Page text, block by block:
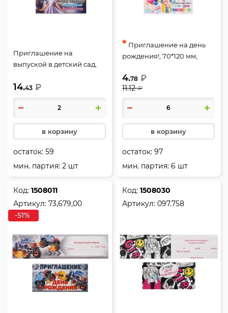
Приглашение на
выпуской в детский сад,
фольгой, текст,
универсальный,
Праздник, 0400892
14.43 ₽
в корзину
остаток:59
мин. партия: 2 шт
* Приглашение на день
рождения!, 70*120 мм,
открыток, 2-83-613А
4.78 ₽
11.12 ₽
в корзину
остаток:97
мин. партия: 6 шт
Код:1508011
Артикул:73,679,00
-51%
Код:1508030
Артикул:097.758